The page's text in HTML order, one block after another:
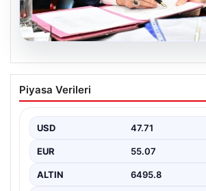
Bahçeli’den çerçeve yasa
Bin yıllık kardeşliğimiz
Kardeşliğimiz Resmen Tescillendi”,
Hareket…
Piyasa Verileri
USD 47.71
EUR 55.07
ALTIN 6495.8